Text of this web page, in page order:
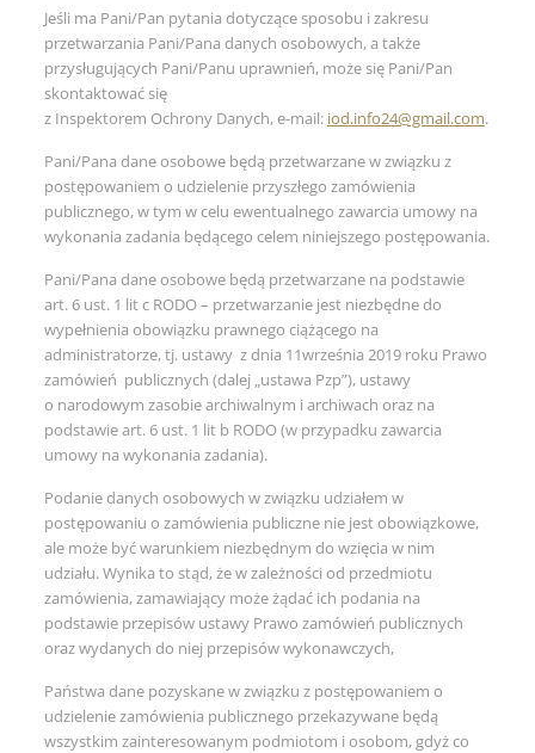
Jeśli ma Pani/Pan pytania dotyczące sposobu i zakresu
przetwarzania Pani/Pana danych osobowych, a także
przysługujących Pani/Panu uprawnień, może się Pani/Pan
skontaktować się
z Inspektorem Ochrony Danych, e-mail: iod.info24@gmail.com.
Pani/Pana dane osobowe będą przetwarzane w związku z
postępowaniem o udzielenie przyszłego zamówienia
publicznego, w tym w celu ewentualnego zawarcia umowy na
wykonania zadania będącego celem niniejszego postępowania.
Pani/Pana dane osobowe będą przetwarzane na podstawie
art. 6 ust. 1 lit c RODO – przetwarzanie jest niezbędne do
wypełnienia obowiązku prawnego ciążącego na
administratorze, tj. ustawy z dnia 11września 2019 roku Prawo
zamówień publicznych (dalej „ustawa Pzp”), ustawy
o narodowym zasobie archiwalnym i archiwach oraz na
podstawie art. 6 ust. 1 lit b RODO (w przypadku zawarcia
umowy na wykonania zadania).
Podanie danych osobowych w związku udziałem w
postępowaniu o zamówienia publiczne nie jest obowiązkowe,
ale może być warunkiem niezbędnym do wzięcia w nim
udziału. Wynika to stąd, że w zależności od przedmiotu
zamówienia, zamawiający może żądać ich podania na
podstawie przepisów ustawy Prawo zamówień publicznych
oraz wydanych do niej przepisów wykonawczych,
Państwa dane pozyskane w związku z postępowaniem o
udzielenie zamówienia publicznego przekazywane będą
wszystkim zainteresowanym podmiotom i osobom, gdyż co